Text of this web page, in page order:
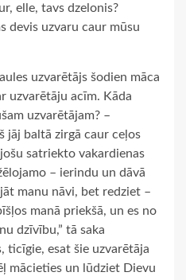
elle, tavs dzelonis?
devis uzvaru caur mūsu
uzvarētājs šodien māca
uzvarētāju acīm. Kāda
uzvarētājam? –
jāj baltā zirgā caur ceļos
satriekto vakardienas
– ierindu un dāvā
manu nāvi, bet redziet –
manā priekšā, un es no
dzīvību,” tā saka
ticīgie, esat šie uzvarētāja
mācieties un lūdziet Dievu